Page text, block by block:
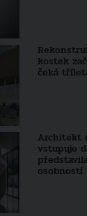
kostek
čeká
Architekt
vstupuje
osobností